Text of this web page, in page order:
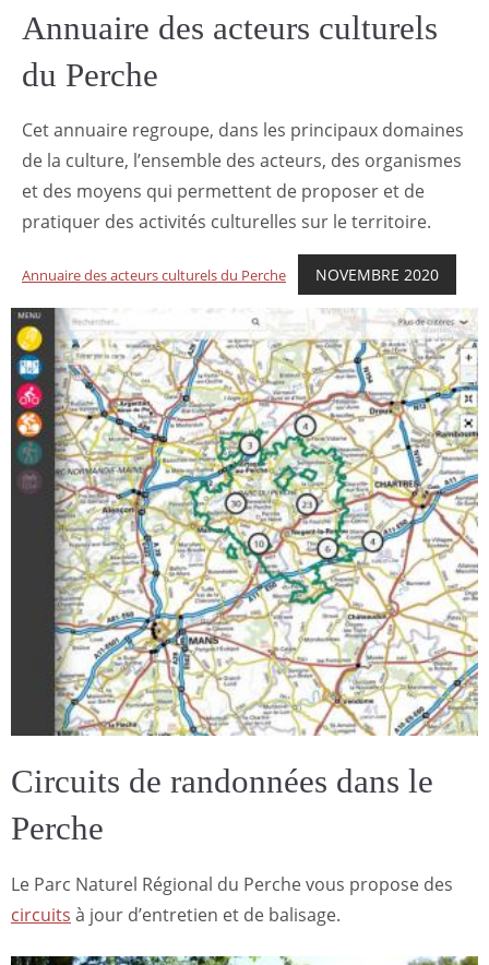
Annuaire des acteurs culturels
du Perche
Cet annuaire regroupe, dans les principaux domaines
de la culture, l’ensemble des acteurs, des organismes
et des moyens qui permettent de proposer et de
pratiquer des activités culturelles sur le territoire.
Annuaire des acteurs culturels du Perche NOVEMBRE 2020
Circuits de randonnées dans le
Perche
Le Parc Naturel Régional du Perche vous propose des
circuits à jour d’entretien et de balisage.